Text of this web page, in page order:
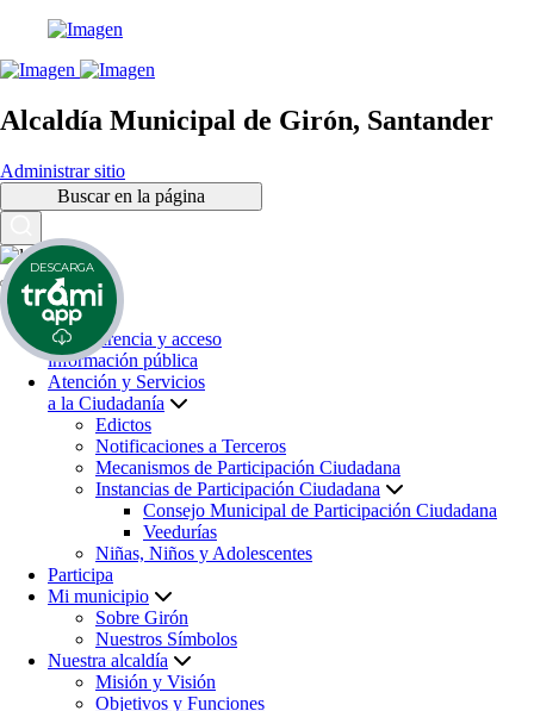
Alcaldía Municipal de Girón, Santander
Administrar sitio
Buscar en la página
Inicio
Transparencia y acceso
información pública
Atención y Servicios
a la Ciudadanía
Edictos
Notificaciones a Terceros
Mecanismos de Participación Ciudadana
Instancias de Participación Ciudadana
Consejo Municipal de Participación Ciudadana
Veedurías
Niñas, Niños y Adolescentes
Participa
Mi municipio
Sobre Girón
Nuestros Símbolos
Nuestra alcaldía
Misión y Visión
Objetivos y Funciones
DESCARGA